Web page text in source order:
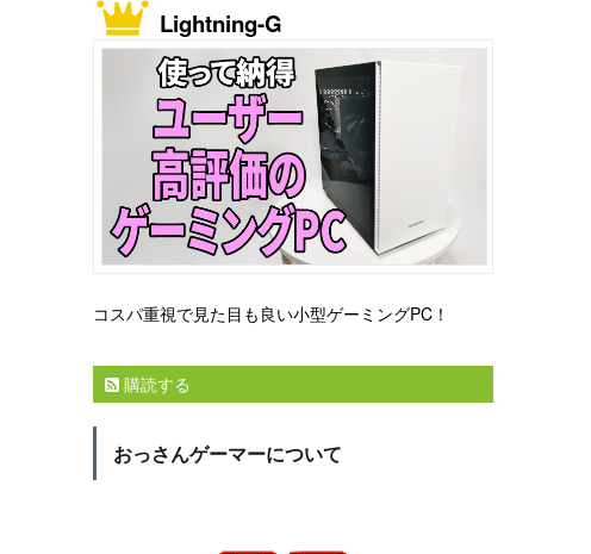
Lightning-G
コスパ重視で見た目も良い小型ゲーミングPC！
購読する
おっさんゲーマーについて